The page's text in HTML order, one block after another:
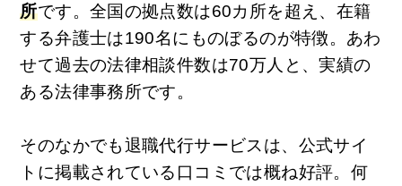
所です。全国の拠点数は60カ所を超え、在籍
する弁護士は190名にものぼるのが特徴。あわ
せて過去の法律相談件数は70万人と、実績の
ある法律事務所です。
そのなかでも退職代行サービスは、公式サイ
トに掲載されている口コミでは概ね好評。何